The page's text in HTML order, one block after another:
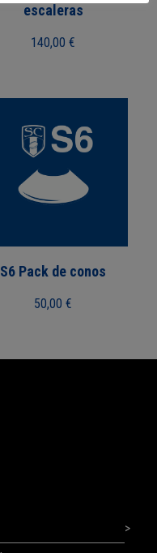
escaleras
140,00€
S6 Pack de conos
50,00€